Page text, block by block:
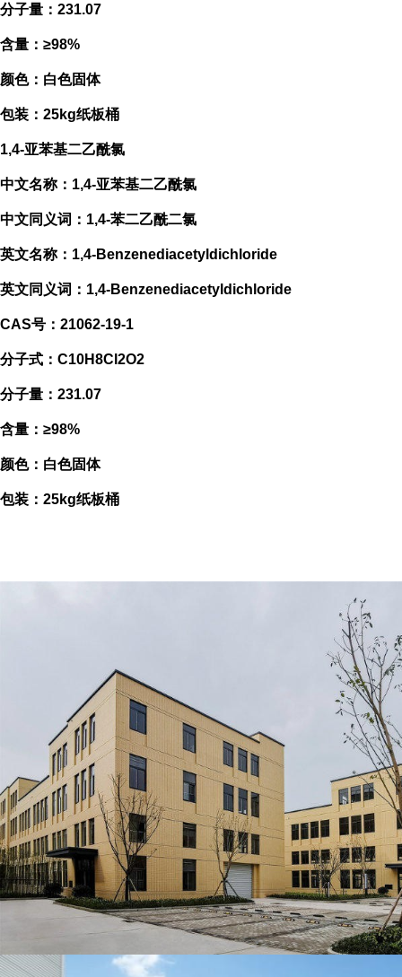
分子量：231.07
含量：≥98%
颜色：白色固体
包装：25kg纸板桶
1,4-亚苯基二乙酰氯
中文名称：1,4-亚苯基二乙酰氯
中文同义词：1,4-苯二乙酰二氯
英文名称：1,4-Benzenediacetyldichloride
英文同义词：1,4-Benzenediacetyldichloride
CAS号：21062-19-1
分子式：C10H8Cl2O2
分子量：231.07
含量：≥98%
颜色：白色固体
包装：25kg纸板桶